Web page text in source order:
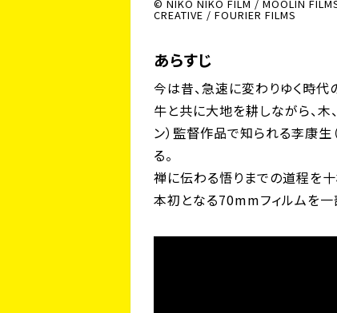
© NIKO NIKO FILM / MOOLIN
CREATIVE / FOURIER FILMS
あらすじ
今は昔、急速に変わりゆく時
牛と共に大地を耕しながら、木
ン）監督作品で知られる李康生
る。
禅に伝わる悟りまでの道程を
本初となる70mmフィルムを一